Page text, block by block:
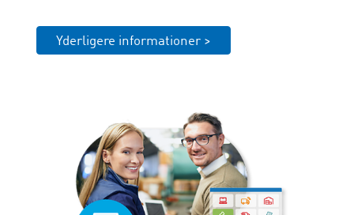
Yderligere informationer >